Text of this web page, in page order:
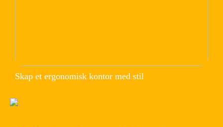
Skap et ergonomisk kontor med stil